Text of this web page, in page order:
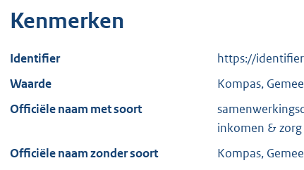
Kenmerken
Identifier
https://
Waarde
Kompas,
Officiële naam met soort
inkomen & zorg
Officiële naam zonder soort
Kompas,